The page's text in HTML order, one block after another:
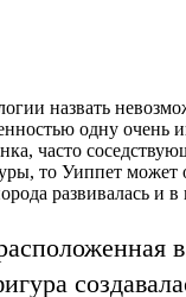
назвать
одну
часто
то Уиппет
развивалась и в